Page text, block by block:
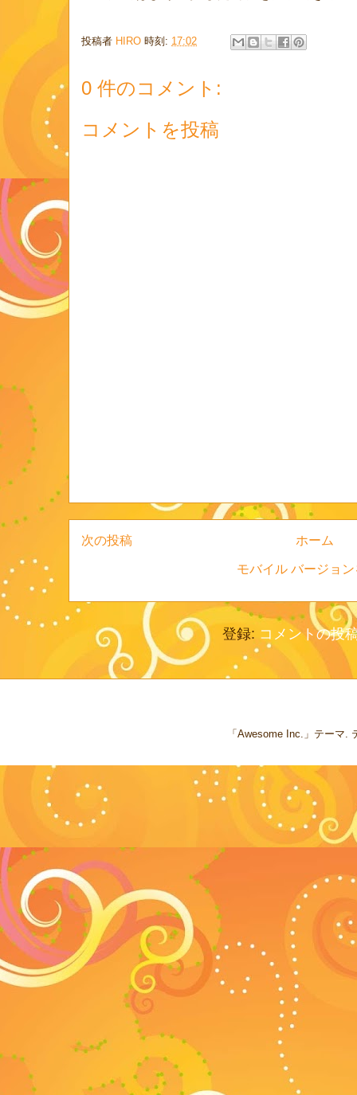
投稿者 HIRO 時刻: 17:02
0 件のコメント:
コメントを投稿
次の投稿 ホーム
モバイル バージョ
登録: コメントの投
「Awesome Inc.」テーマ.